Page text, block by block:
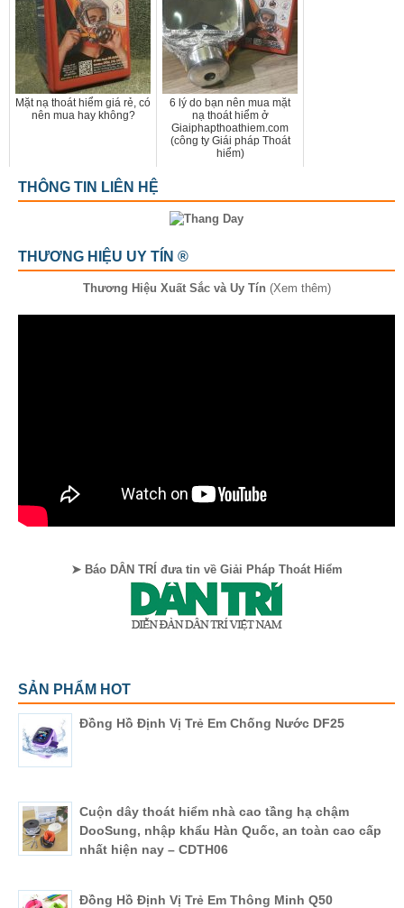
Mặt nạ thoát hiểm giá rẻ, có
nên mua hay không?
6 lý do bạn nên mua mặt
nạ thoát hiểm ở
Giaiphapthoathiem.com
(công ty Giái pháp Thoát
hiểm)
THÔNG TIN LIÊN HỆ
THƯƠNG HIỆU UY TÍN ®
Thương Hiệu Xuất Sắc và Uy Tín (Xem thêm)
➤ Báo DÂN TRÍ đưa tin về Giải Pháp Thoát Hiểm
SẢN PHẨM HOT
Đồng Hồ Định Vị Trẻ Em Chống Nước DF25
Cuộn dây thoát hiểm nhà cao tầng hạ chậm
DooSung, nhập khẩu Hàn Quốc, an toàn cao cấp
nhất hiện nay – CDTH06
Đồng Hồ Định Vị Trẻ Em Thông Minh Q50